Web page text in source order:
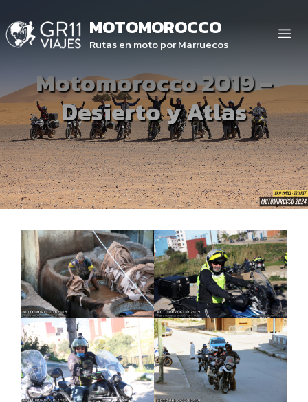
al
contenido
MOTOMOROCCO
Rutas en moto por Marruecos
Motomorocco 2019 –
Desierto y Atlas